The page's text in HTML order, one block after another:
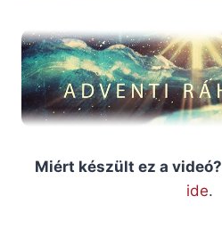
Miért készült ez a videó?
ide.